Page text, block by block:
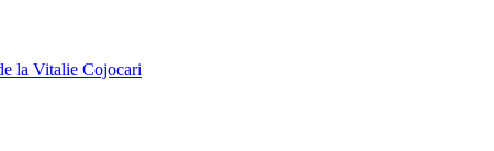
la Vitalie Cojocari